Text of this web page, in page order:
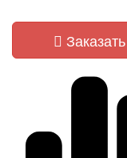
Заказать